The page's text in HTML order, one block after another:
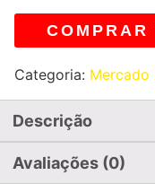
Categoria: Mercado
Descrição
Avaliações (0)